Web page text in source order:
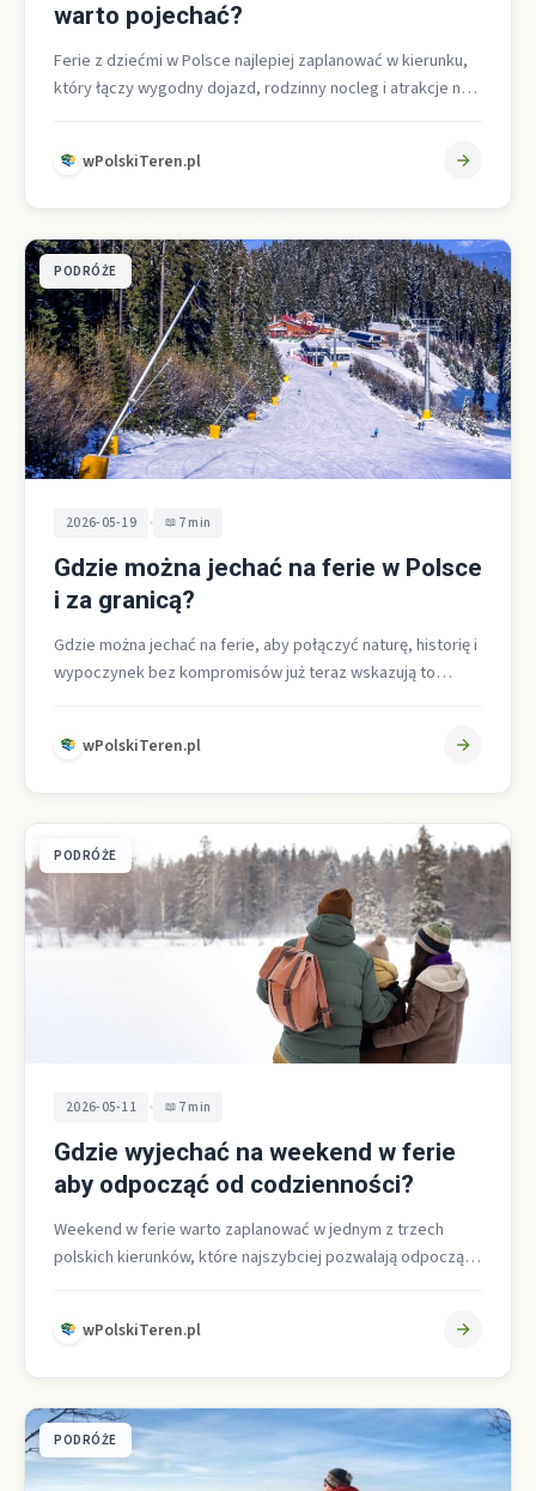
warto pojechać?
Ferie z dziećmi w Polsce najlepiej zaplanować w kierunku,
który łączy wygodny dojazd, rodzinny nocleg i atrakcje na
wPolskiTeren.pl
PODRÓŻE
2026-05-19 • 7 min
Gdzie można jechać na ferie w Polsce
i za granicą?
Gdzie można jechać na ferie, aby połączyć naturę, historię i
wypoczynek bez kompromisów już teraz wskazują to
wPolskiTeren.pl
PODRÓŻE
2026-05-11 • 7 min
Gdzie wyjechać na weekend w ferie
aby odpocząć od codzienności?
Weekend w ferie warto zaplanować w jednym z trzech
polskich kierunków, które najszybciej pozwalają odpocząć
wPolskiTeren.pl
PODRÓŻE